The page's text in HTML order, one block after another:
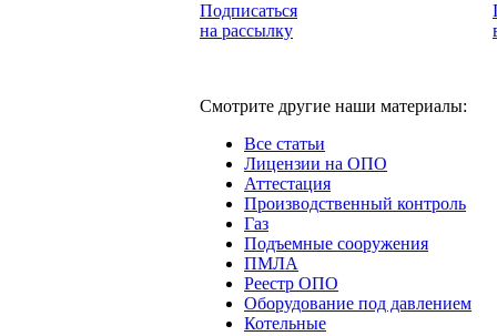
Подписаться
на рассылку
Смотрите другие наши материалы:
Все статьи
Лицензии на ОПО
Аттестация
Производственный контроль
Газ
Подъемные сооружения
ПМЛА
Реестр ОПО
Оборудование под давлением
Котельные